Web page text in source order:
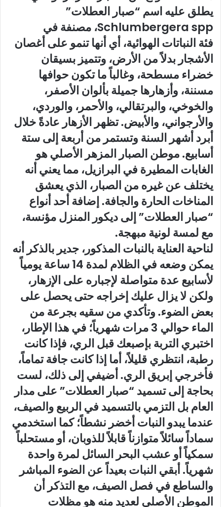
يطلق عليه اسم “صبار العطلات”
Schlumbergera spp، مصنفة في
فئة النباتات الهوائية، أي أنها تنمو على أغصان
الأشجار بدلاً من الأرض، وتتميز بسيقان
خضراء مسطحة، وغالباً ما تكون حوافها
مسننة، وأزهارها جميلة بألوان الأصفر،
والخوخي، والبرتقالي، والأحمر، والوردي،
والأرجواني، والأبيض. تظهر الأزهار عادةً خلال
أبرد أشهر السنة وتستمر من أربعة إلى ستة
أسابيع. موطن الصبار المزهر الأصلي هو
الغابات المطيرة في البرازيل، مما يعني أنه
يختلف عن غيره من الصبار، الذي يعشق
المناخات الحارة والجافة. إضافة أحد أنواع
“صبار العطلات” إلى ديكور المنزل مؤنسة،
مع لمسة لونية مبهجة.
لناحية العناية بالنبات المذكور، جدير بالذكر أنه
يمكن وضعه في الظلام لمدة 14 ساعة يومياً
لأسابيع عدة متواصلة لإجباره على الإزهار،
ولكن لا يزال عليك إخراجه حتى يحصل على
بعض الضوء. وتأكدي من سقيه بجرعة من
الماء حوالي 3 مرات شهرياً؛ في هذا الإطار،
اختبري التربة بإصبعك قبل الري، فإذا كانت
رطبة، انتظري قليلاً، أما إذا كانت جافة تماماً،
فأخرجي إبريق الري. أضيفي إلى ذلك، لست
بحاجة إلى تسميد “صبار العطلات” على مدار
العام بل التزمي بالتسميد في الربيع والصيف،
عندما يبدو النبات أخضر نشطاً؛ كما استخدمي
سماداً سائلاً متوازناً قابلاً للذوبان، أو مستحلباً
سمكياً أو عشب البحر السائل لمرة واحدة
شهرياً. أبقي النبات بعيداً عن الضوء المباشر
والساطع في فصل الصيف، مع التذكر أن
الموطن الأصلي لعديد منه هو مظلات